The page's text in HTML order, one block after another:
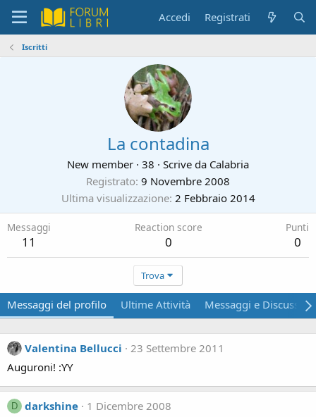
Accedi Registrati
Iscritti
La contadina
New member · 38 · Scrive da Calabria
Registrato 9 Novembre 2008
Ultima visualizzazione 2 Febbraio 2014
Messaggi
11
Reaction score
0
Punti
0
Trova
Messaggi del profilo Ultime Attività Messaggi e
Valentina Bellucci
23 Settembre 2011
Auguroni! :YY
D darkshine
1 Dicembre 2008